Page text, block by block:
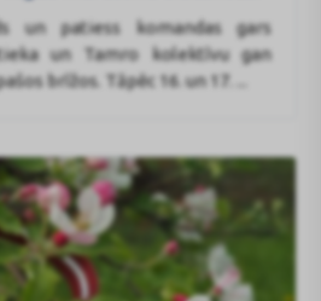
un patiess komandas gars
un Tamro kolektīvu gan
brīžos. Tāpēc 16. un 17. ...